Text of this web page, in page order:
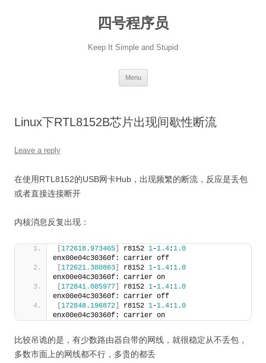
四号程序员
Keep It Simple and Stupid
Menu
Linux下RTL8152B芯片出现间歇性断流
Leave a reply
在使用RTL8152的USB网卡Hub，出现频繁的断流，反应是丢包
或者直接连接断开
内核消息反复出现：
172618.973465 r8152 1-1.4:1.0
enx00e04c30360f: carrier off
172621.380863 r8152 1-1.4:1.0
enx00e04c30360f: carrier on
172841.085977 r8152 1-1.4:1.0
enx00e04c30360f: carrier off
172848.196872 r8152 1-1.4:1.0
enx00e04c30360f: carrier on
比较吊诡的是，有少数路由器自带的网线，就很稳定从不丢包，
多数市面上的网线都不行，多贵的都丢